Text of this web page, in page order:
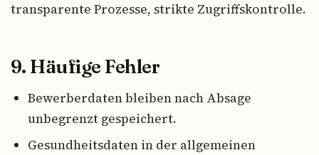
transparente Prozesse, strikte Zugriffskontrolle.
9. Häufige Fehler
Bewerberdaten bleiben nach Absage
unbegrenzt gespeichert.
Gesundheitsdaten in der allgemeinen